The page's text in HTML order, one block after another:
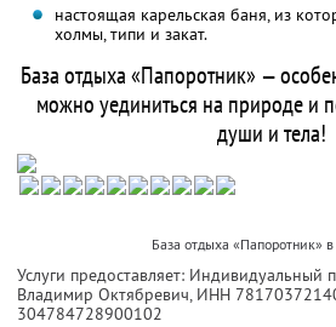
настоящая карельская баня, из
холмы, типи и закат.
База отдыха «Папоротник» —
можно уединиться на природе и
души и тела!
База отдыха «Папоротник»
Услуги предоставляет: Индивидуальный
Владимир Октябревич, ИНН
304784728900102